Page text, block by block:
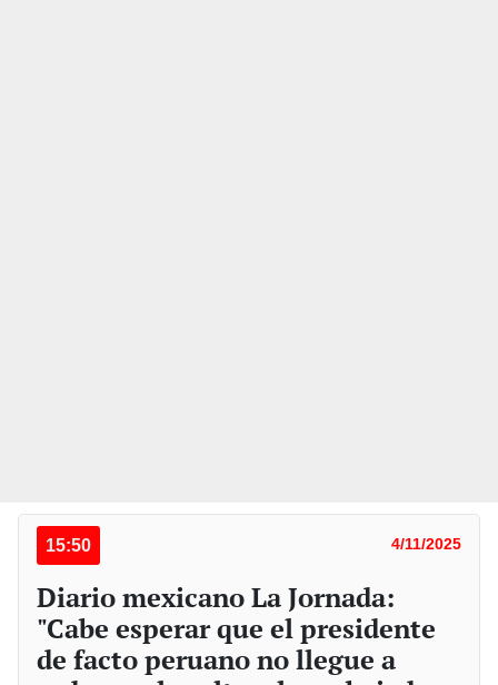
15:50 4/11/2025
Diario mexicano La Jornada:
"Cabe esperar que el presidente
de facto peruano no llegue a